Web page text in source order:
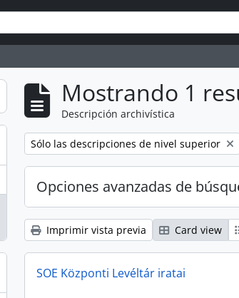
Mostrando 1
Descripción archivística
Remove filter:
Sólo las descripciones de nivel superior
Opciones avanzadas de
Imprimir vista previa Card view
SOE Központi Levéltár iratai